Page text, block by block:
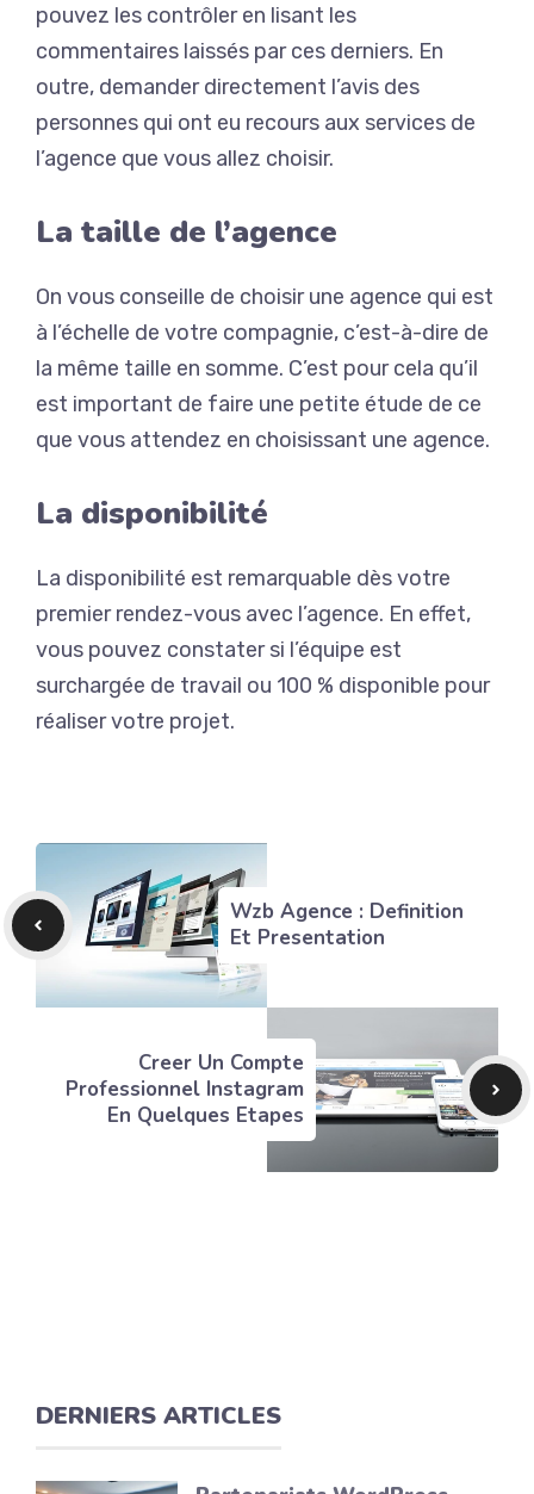
pouvez les contrôler en lisant les
commentaires laissés par ces derniers. En
outre, demander directement l’avis des
personnes qui ont eu recours aux services de
l’agence que vous allez choisir.
La taille de l’agence
On vous conseille de choisir une agence qui est
à l’échelle de votre compagnie, c’est-à-dire de
la même taille en somme. C’est pour cela qu’il
est important de faire une petite étude de ce
que vous attendez en choisissant une agence.
La disponibilité
La disponibilité est remarquable dès votre
premier rendez-vous avec l’agence. En effet,
vous pouvez constater si l’équipe est
surchargée de travail ou 100 % disponible pour
réaliser votre projet.
Wzb Agence : Definition
Et Presentation
Creer Un Compte
Professionnel Instagram
En Quelques Etapes
DERNIERS ARTICLES